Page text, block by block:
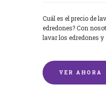
Cuál es el precio de
edredones? Con
lavar los edredones
VER AHORA